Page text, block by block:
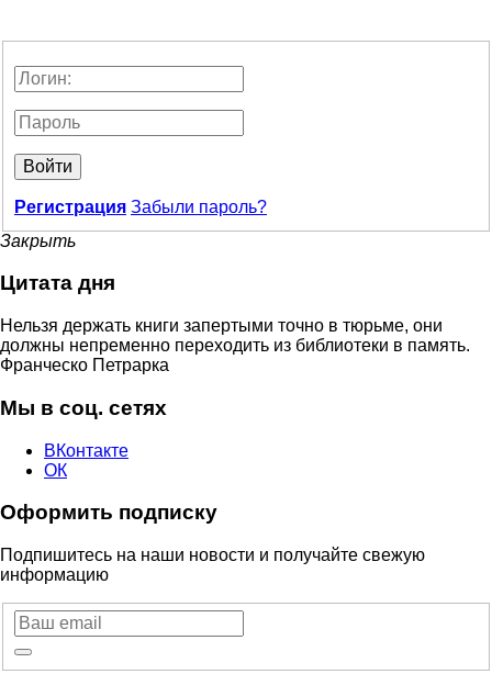
Войти
Регистрация Забыли пароль?
Закрыть
Цитата дня
Нельзя держать книги запертыми точно в тюрьме, они
должны непременно переходить из библиотеки в память.
Франческо Петрарка
Мы в соц. сетях
ВКонтакте
ОК
Оформить подписку
Подпишитесь на наши новости и получайте свежую
информацию